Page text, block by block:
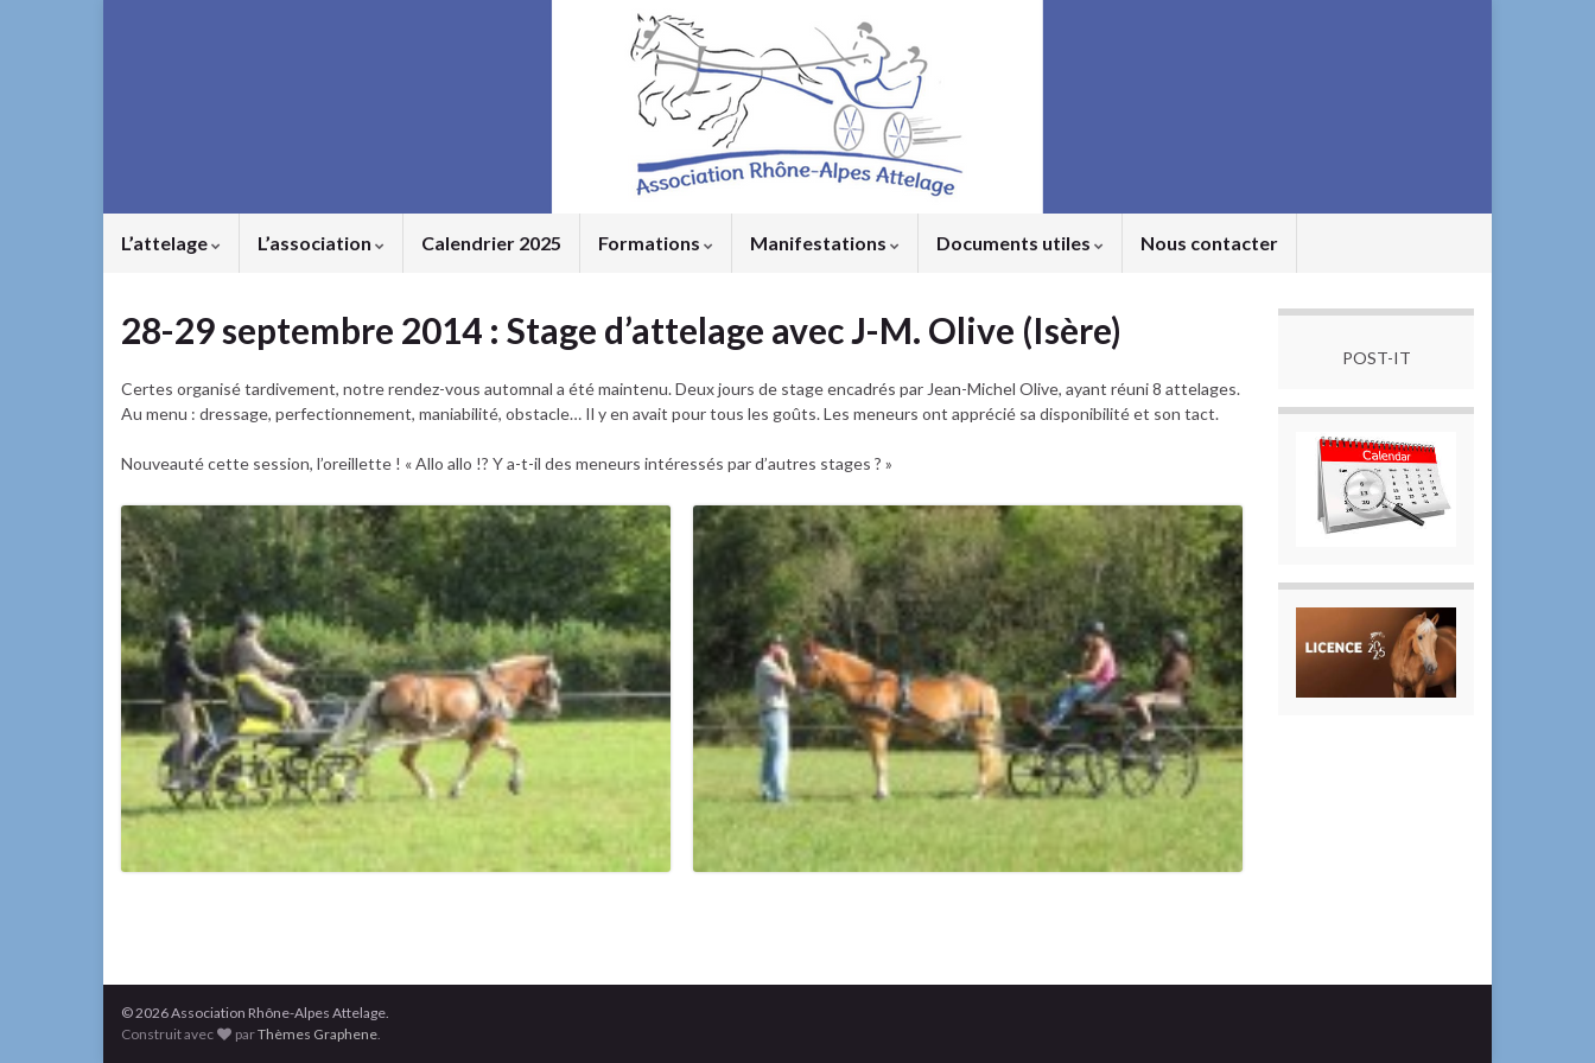
L’attelage L’association Calendrier 2025 Formations Manifestations Documents utiles Nous contacter
28-29 septembre 2014 : Stage d’attelage avec J-M. Olive (Isère)
Certes organisé tardivement, notre rendez-vous automnal a été maintenu. Deux jours de stage encadrés par Jean-Michel Olive, ayant réuni 8 attelages.
Au menu : dressage, perfectionnement, maniabilité, obstacle… Il y en avait pour tous les goûts. Les meneurs ont apprécié sa disponibilité et son tact.
Nouveauté cette session, l’oreillette ! « Allo allo !? Y a-t-il des meneurs intéressés par d’autres stages ? »
POST-IT
© 2026 Association Rhône-Alpes Attelage.
Construit avec
parThèmes Graphene